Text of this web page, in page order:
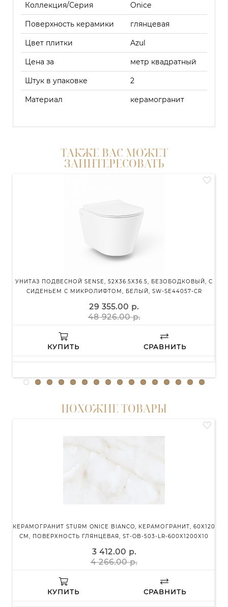
Коллекция/Серия Onice
Поверхность керамики глянцевая
Цвет плитки Azul
Цена за метр квадратный
Штук в упаковке 2
Материал керамогранит
ТАКЖЕ ВАС МОЖЕТ
ЗАИНТЕРЕСОВАТЬ
УНИТАЗ ПОДВЕСНОЙ SENSE, 52Х36.5Х36.5, БЕЗОБОДКОВЫЙ, С
СИДЕНЬЕМ С МИКРОЛИФТОМ, БЕЛЫЙ, SW-SE44057-CR
29 355.00 р.
48 926.00 р.
КУПИТЬ СРАВНИТЬ
ПОХОЖИЕ ТОВАРЫ
КЕРАМОГРАНИТ STURM ONICE BIANCO, КЕРАМОГРАНИТ, 60Х120
СМ, ПОВЕРХНОСТЬ ГЛЯНЦЕВАЯ, ST-OB-503-LR-600X1200X10
3 412.00 р.
4 266.00 р.
КУПИТЬ СРАВНИТЬ